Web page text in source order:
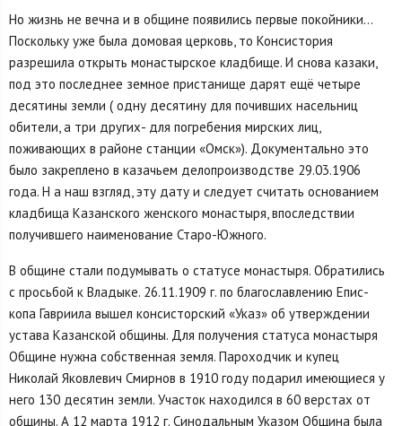
Но жизнь не вечна и в общине появились первые покойники…
Поскольку уже была домо­вая церковь, то Консистория
разрешила от­крыть монастырское кладбище. И снова казаки,
под это после­днее земное пристанище дарят ещё четыре
десятины земли ( одну десятину для почивших насельниц
обители, а три других- для погребения мирских лиц,
поживающих в районе станции «Омск»). Документально это
было закреплено в казачьем делопроизводстве 29.03.1906
года. Н а наш взгляд, эту дату и следует считать основанием
кладбища Казанского женского монастыря, впоследствии
получившего наименование Старо-Южного.
В общине стали подумывать о статусе монас­тыря. Обратились
с просьбой к Владыке. 26.11.1909 г. по благославлению Епис­
копа Гавриила вышел консисторский «Указ» об утверждении
устава Казанс­кой общины. Для получения статуса монастыря
Общине нуж­на собственная земля. Пароходчик и купец
Николай Яковлевич Смирнов в 1910 году по­дарил имеющиеся у
него 130 десятин земли. Участок находился в 60 верстах от
общины. А 12 марта 1912 г. Синодальным Указом Община была